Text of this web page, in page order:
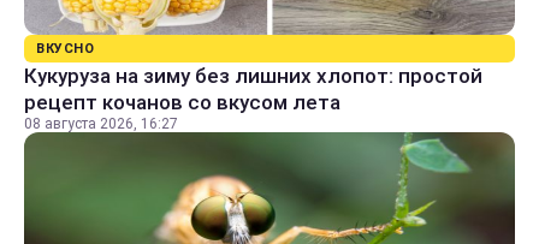
ВКУСНО
Кукуруза на зиму без лишних хлопот: простой
рецепт кочанов со вкусом лета
08 августа 2026, 16:27